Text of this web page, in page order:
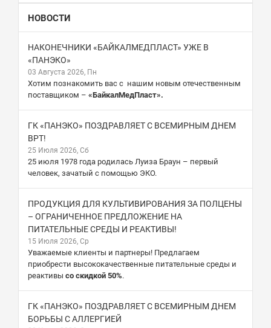
НОВОСТИ
НАКОНЕЧНИКИ «БАЙКАЛМЕДПЛАСТ» УЖЕ В
«ПАНЭКО»
03 Августа 2026, Пн
Хотим познакомить вас с нашим новым отечественным
поставщиком – «БайкалМедПласт».
ГК «ПАНЭКО» ПОЗДРАВЛЯЕТ С ВСЕМИРНЫМ ДНЕМ
ВРТ!
25 Июля 2026, Сб
25 июля 1978 года родилась Луиза Браун – первый
человек, зачатый с помощью ЭКО.
ПРОДУКЦИЯ ДЛЯ КУЛЬТИВИРОВАНИЯ ЗА ПОЛЦЕНЫ
– ОГРАНИЧЕННОЕ ПРЕДЛОЖЕНИЕ НА
ПИТАТЕЛЬНЫЕ СРЕДЫ И РЕАКТИВЫ!
15 Июля 2026, Ср
Уважаемые клиенты и партнеры! Предлагаем
приобрести высококачественные питательные среды и
реактивы со скидкой 50%.
ГК «ПАНЭКО» ПОЗДРАВЛЯЕТ С ВСЕМИРНЫМ ДНЕМ
БОРЬБЫ С АЛЛЕРГИЕЙ